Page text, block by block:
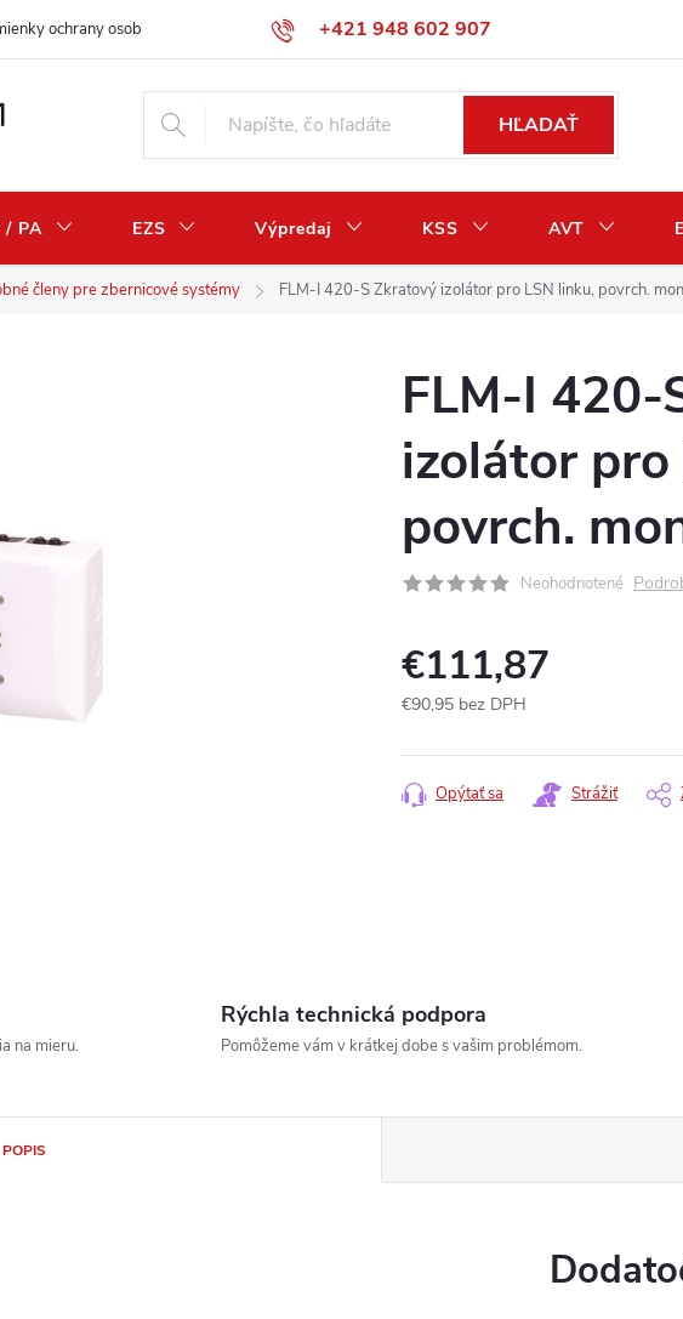
+421 948 602 907
ochrany osobných údajov Odstúpenie od zmluvy / vrátenie peňazí
HĽADAŤ
/ PA EZS Výpredaj KSS AVT
členy pre zbernicové systémy FLM-I 420-S Zkratový izolátor pro LSN linku, povrch.
FLM-I 420-
izolátor
povrch.
Neohodnotené
€111,87
€90,95 bez DPH
cena:
Opýtať sa Strážiť
na mieru.
Rýchla technická podpora
Pomôžeme vám v krátkej dobe s vašim problémom.
POPIS